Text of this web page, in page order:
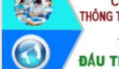
Định vị cà phê Việt Nam như một “di
sản sống” trong dòng chảy toàn cầu
Xây dựng nông thôn mới: Nâng cao đời
sống người dân từ những mô hình thiết
thực
Quyết liệt tháo gỡ vướng mắc, đẩy